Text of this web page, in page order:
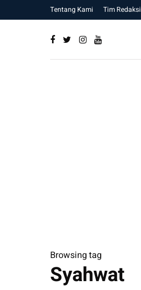
Tentang Kami Tim Redaksi
Browsing tag
Syahwat